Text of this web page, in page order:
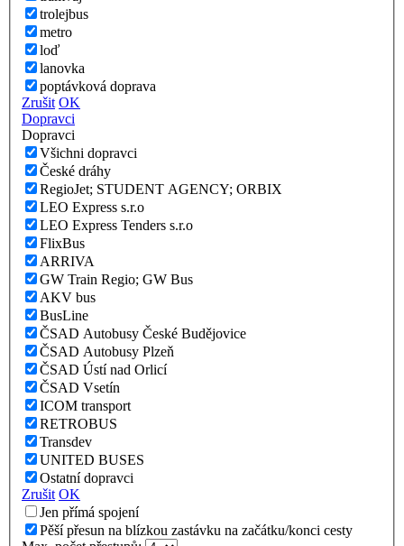
trolejbus
metro
loď
lanovka
poptávková doprava
Zrušit OK
Dopravci
Dopravci
Všichni dopravci
České dráhy
RegioJet; STUDENT AGENCY; ORBIX
LEO Express s.r.o
LEO Express Tenders s.r.o
FlixBus
ARRIVA
GW Train Regio; GW Bus
AKV bus
BusLine
ČSAD Autobusy České Budějovice
ČSAD Autobusy Plzeň
ČSAD Ústí nad Orlicí
ČSAD Vsetín
ICOM transport
RETROBUS
Transdev
UNITED BUSES
Ostatní dopravci
Zrušit OK
Jen přímá spojení
Pěší přesun na blízkou zastávku na začátku/konci cesty